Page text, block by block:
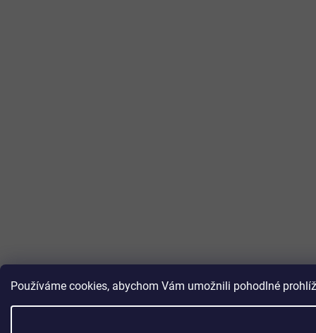
Používáme cookies, abychom Vám umožnili pohodlné